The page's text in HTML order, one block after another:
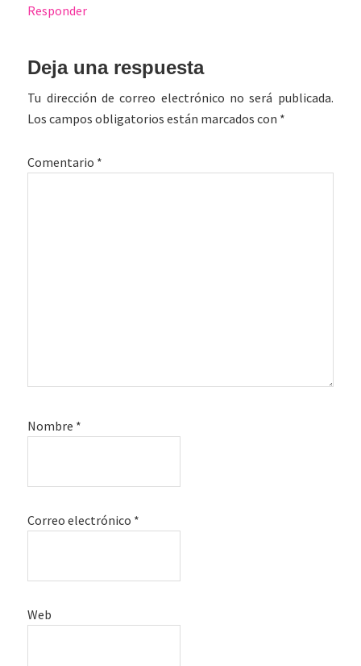
Responder
Deja una respuesta
Tu dirección de correo electrónico no será publicada.
Los campos obligatorios están marcados con *
Comentario *
Nombre *
Correo electrónico *
Web